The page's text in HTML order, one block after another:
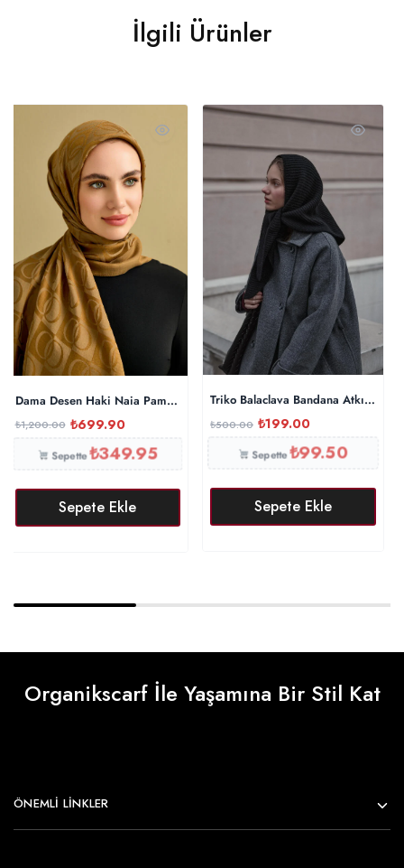
İlgili Ürünler
Dama Desen Haki Naia Pamuk Şal 70×200
₺1,200.00 ₺699.90
Sepette₺349.95
Sepete Ekle
Triko Balaclava Bandana Atkı Şal –
₺500.00 ₺199.00
Sepette₺99.50
Sepete Ekle
Organikscarf İle Yaşamına Bir Stil Kat
ÖNEMLI LINKLER